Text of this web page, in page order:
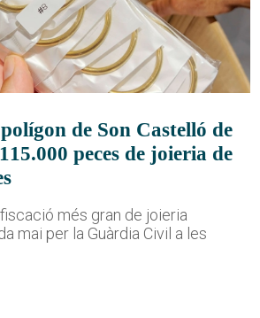
de Son Castelló de
peces de joieria de
més gran de joieria
mai per la Guàrdia Civil a les